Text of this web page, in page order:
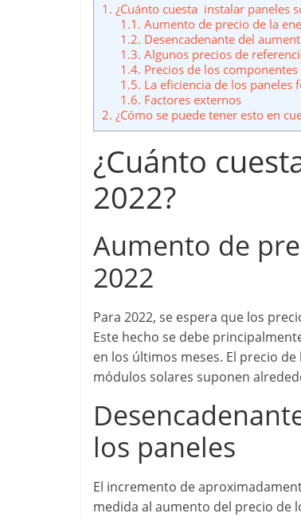
1. ¿Cuánto cuesta instalar paneles
1.1. Aumento de precio de la
1.2. Desencadenante del
1.3. Algunos precios de
1.4. Precios de los
1.5. La eficiencia de los paneles
1.6. Factores externos
2. ¿Cómo se puede tener esto en
¿Cuánto
2022?
Aumento de
2022
Para 2022, se espera que los
Este hecho se debe
en los últimos meses. El precio
módulos solares suponen
los paneles
El incremento de
medida al aumento del precio de